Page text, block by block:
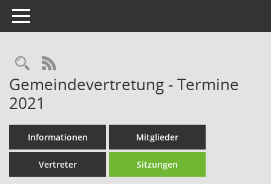
Toggle navigation
Rechercheauswahl
RSS-Feed
Gemeindevertretung - Termine
2021
Informationen Mitglieder
Vertreter Sitzungen